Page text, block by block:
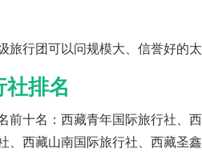
旅行团可以问规模大、信誉好的
排名
前十名：西藏青年国际旅行社、
、西藏山南国际旅行社、西藏圣